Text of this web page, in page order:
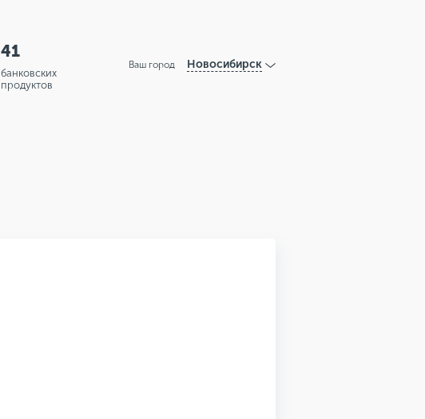
41
банковских
продуктов
Ваш город Новосибирск